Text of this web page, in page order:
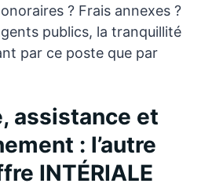
? Frais annexes ?
publics, la tranquillité
par ce poste que par
assistance et
: l’autre
INTÉRIALE